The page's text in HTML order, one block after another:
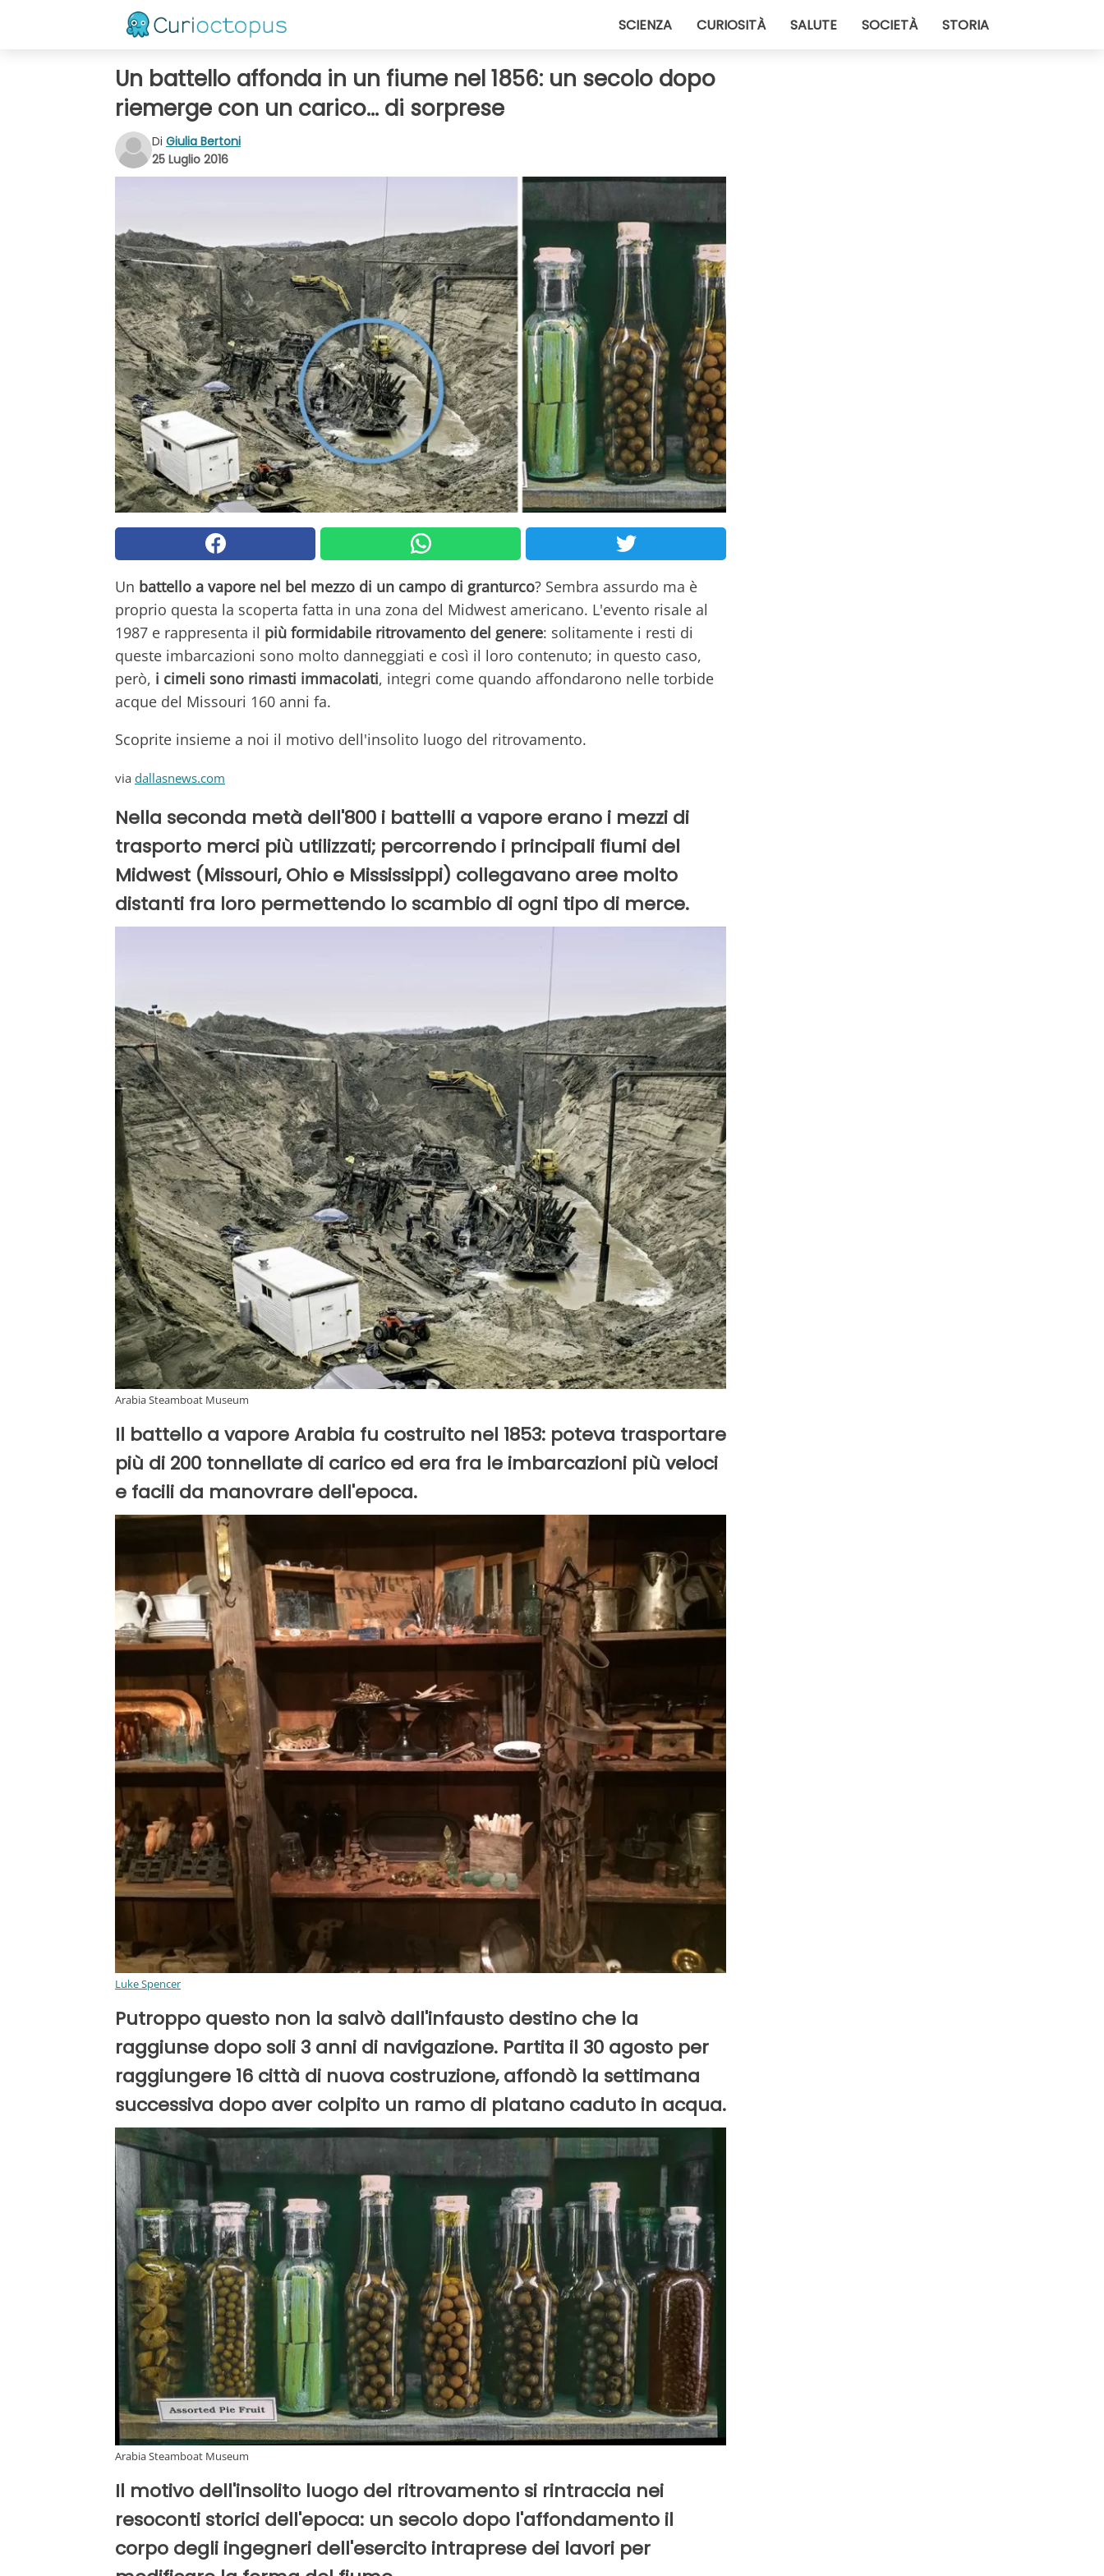
SCIENZA CURIOSITÀ SALUTE SOCIETÀ STORIA
Un battello affonda in un fiume nel 1856: un secolo dopo
riemerge con un carico... di sorprese
Di Giulia Bertoni
25 Luglio 2016
Un battello a vapore nel bel mezzo di un campo di granturco? Sembra assurdo ma è
proprio questa la scoperta fatta in una zona del Midwest americano. L'evento risale al
1987 e rappresenta il più formidabile ritrovamento del genere: solitamente i resti di
queste imbarcazioni sono molto danneggiati e così il loro contenuto; in questo caso,
però, i cimeli sono rimasti immacolati, integri come quando affondarono nelle torbide
acque del Missouri 160 anni fa.
Scoprite insieme a noi il motivo dell'insolito luogo del ritrovamento.
via dallasnews.com
Nella seconda metà dell'800 i battelli a vapore erano i mezzi di
trasporto merci più utilizzati; percorrendo i principali fiumi del
Midwest (Missouri, Ohio e Mississippi) collegavano aree molto
distanti fra loro permettendo lo scambio di ogni tipo di merce.
Arabia Steamboat Museum
Il battello a vapore Arabia fu costruito nel 1853: poteva trasportare
più di 200 tonnellate di carico ed era fra le imbarcazioni più veloci
e facili da manovrare dell'epoca.
Luke Spencer
Putroppo questo non la salvò dall'infausto destino che la
raggiunse dopo soli 3 anni di navigazione. Partita il 30 agosto per
raggiungere 16 città di nuova costruzione, affondò la settimana
successiva dopo aver colpito un ramo di platano caduto in acqua.
Arabia Steamboat Museum
Il motivo dell'insolito luogo del ritrovamento si rintraccia nei
resoconti storici dell'epoca: un secolo dopo l'affondamento il
corpo degli ingegneri dell'esercito intraprese dei lavori per